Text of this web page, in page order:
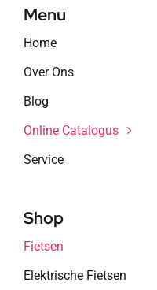
Menu
Home
Over Ons
Blog
Online Catalogus
Service
Shop
Fietsen
Elektrische Fietsen